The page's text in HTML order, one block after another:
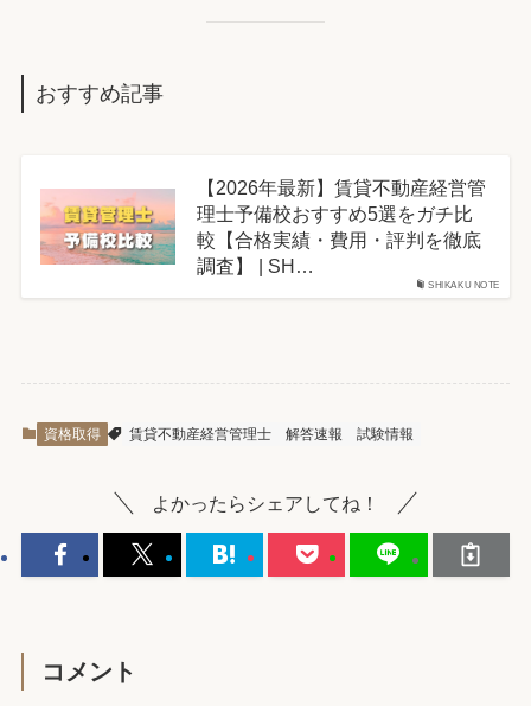
おすすめ記事
SHIKAKU NOTE
【2026年最新】賃貸不動産経営管
理士予備校おすすめ5選をガチ比
較【合格実績・費用・評判を徹底
調査】 | SH…
資格取得 賃貸不動産経営管理士 解答速報 試験情報
よかったらシェアしてね！
コメント